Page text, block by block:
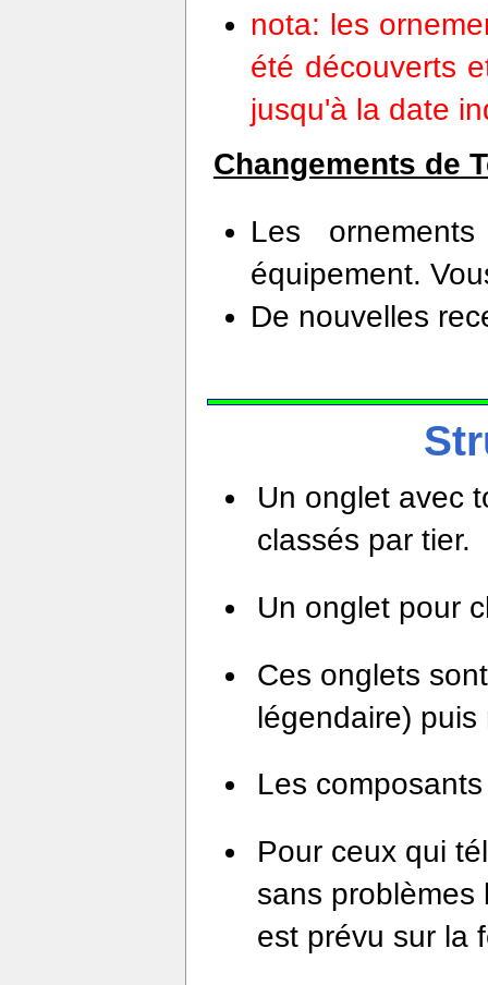
nota: les
été découverts
jusqu'à la date
Changements de
Les
équipement.
De nouvelles
Un onglet avec
classés par tier.
Un onglet pour
Ces onglets
légendaire) puis
Les
Pour ceux qui
sans problèmes
est prévu sur la